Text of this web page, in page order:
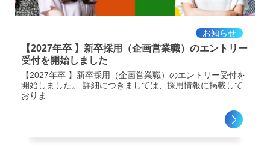
お知らせ
【2027年卒 】新卒採用（企画営業職）のエントリー
受付を開始しました
【2027年卒 】新卒採用（企画営業職）のエントリー受付を
開始しました。 詳細につきましては、採用情報に掲載して
おりま…